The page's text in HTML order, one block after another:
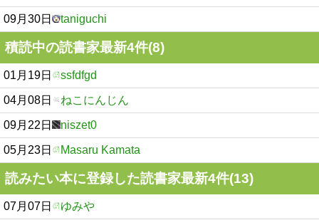
09月30日 taniguchi
積読中の読書家最新4件(8)
01月19日 ssfdfgd
04月08日 ねこにんじん
09月22日 niszet0
05月23日 Masaru Kamata
読みたい本に登録した読書家最新4件(13)
07月07日 ゆみや